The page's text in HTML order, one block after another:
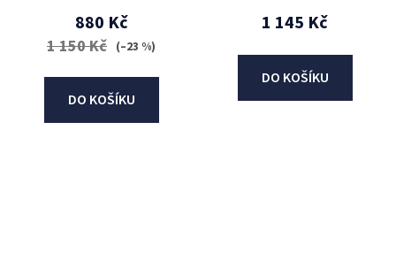
880 Kč
1 150 Kč (–23 %)
DO KOŠÍKU
1 145 Kč
DO KOŠÍKU